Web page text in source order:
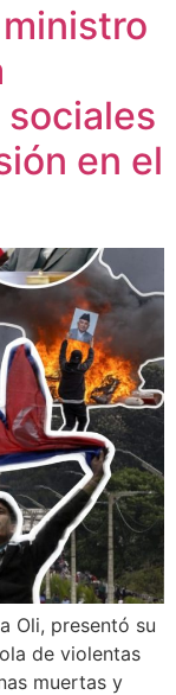
en el
Oli, presentó su
de violentas
muertas y